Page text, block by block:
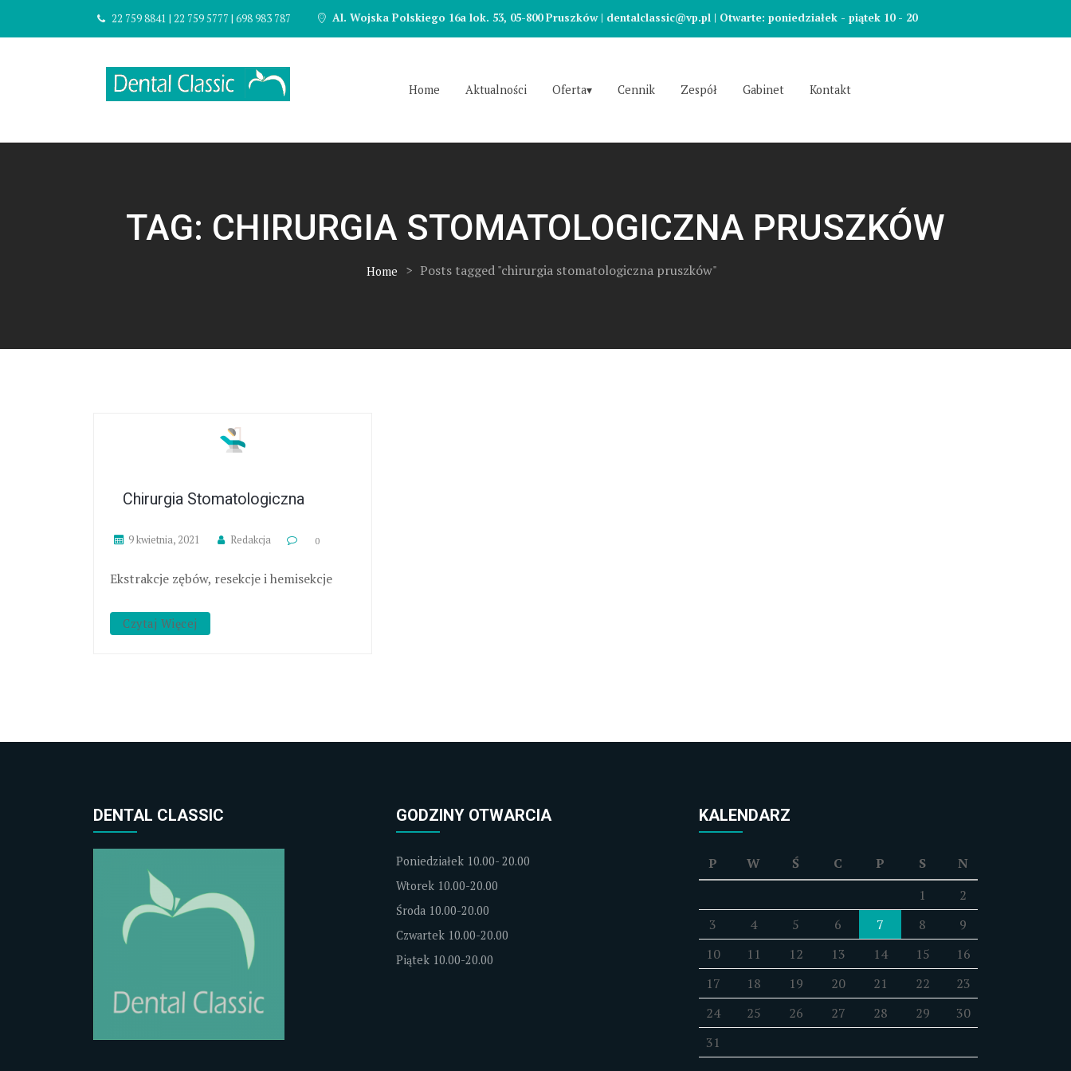
Skip To Content 22 759 8841 | 22 759 5777 | 698 983 787 Al. Wojska Polskiego 16a lok. 53, 05-800 Pruszków | dentalclassic@vp.pl | Otwarte: poniedziałek - piątek 10 - 20
Home Aktualności Oferta Cennik Zespół Gabinet Kontakt
TAG: CHIRURGIA STOMATOLOGICZNA PRUSZKÓW
Home > Posts tagged "chirurgia stomatologiczna pruszków"
Chirurgia Stomatologiczna
9 kwietnia, 2021 Redakcja 0
Ekstrakcje zębów, resekcje i hemisekcje
Czytaj Więcej
DENTAL CLASSIC GODZINY OTWARCIA
Poniedziałek 10.00- 20.00
Wtorek 10.00-20.00
Środa 10.00-20.00
Czwartek 10.00-20.00
Piątek 10.00-20.00
KALENDARZ
P W Ś C P S
N
1
2
3
4 5 6 7 8
9
10
11 12 13 14 15
16
17
18 19 20 21 22
23
24
25 26 27 28 29
30
31